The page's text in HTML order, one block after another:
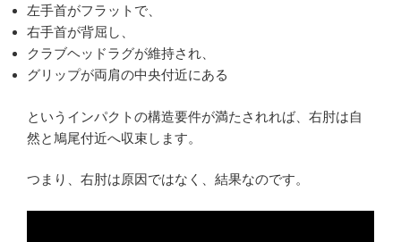
左手首がフラットで、
右手首が背屈し、
クラブヘッドラグが維持され、
グリップが両肩の中央付近にある
というインパクトの構造要件が満たされれば、右肘は自
然と鳩尾付近へ収束します。
つまり、右肘は原因ではなく、結果なのです。